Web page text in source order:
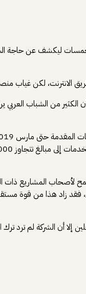
الإعلانات، جاء خمسات
لكن غياب
من الشباب
حتى مارس 2019
المشاريع ذات
زاد هذا من قوة
إلا أن الشركة لم ترد